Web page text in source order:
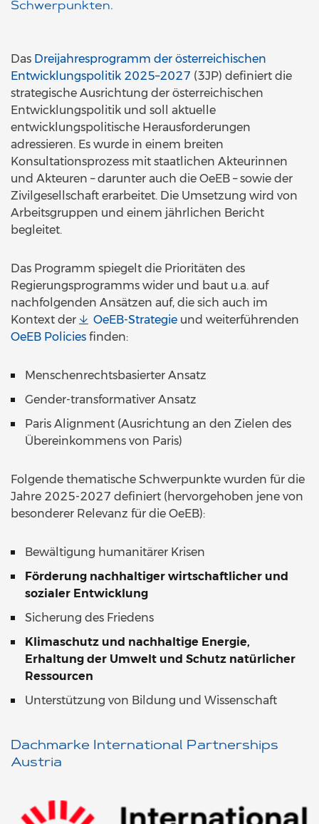
Schwerpunkten.
Das Dreijahresprogramm der österreichischen
Entwicklungspolitik 2025–2027 (3JP) definiert die
strategische Ausrichtung der österreichischen
Entwicklungspolitik und soll aktuelle
entwicklungspolitische Herausforderungen
adressieren. Es wurde in einem breiten
Konsultationsprozess mit staatlichen Akteurinnen
und Akteuren – darunter auch die OeEB – sowie der
Zivilgesellschaft erarbeitet. Die Umsetzung wird von
Arbeitsgruppen und einem jährlichen Bericht
begleitet.
Das Programm spiegelt die Prioritäten des
Regierungsprogramms wider und baut u.a. auf
nachfolgenden Ansätzen auf, die sich auch im
Kontext der
OeEB-Strategie und weiterführenden
OeEB Policies finden:
Menschenrechtsbasierter Ansatz
Gender-transformativer Ansatz
Paris Alignment (Ausrichtung an den Zielen des
Übereinkommens von Paris)
Folgende thematische Schwerpunkte wurden für die
Jahre 2025-2027 definiert (hervorgehoben jene von
besonderer Relevanz für die OeEB):
Bewältigung humanitärer Krisen
Förderung nachhaltiger wirtschaftlicher und
sozialer Entwicklung
Sicherung des Friedens
Klimaschutz und nachhaltige Energie,
Erhaltung der Umwelt und Schutz natürlicher
Ressourcen
Unterstützung von Bildung und Wissenschaft
Dachmarke International Partnerships
Austria